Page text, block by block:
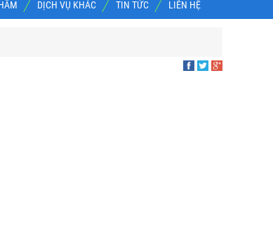
DỊCH VỤ KHÁC TIN TỨC LIÊN HỆ